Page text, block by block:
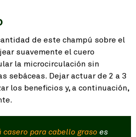
de este champú sobre el
suavemente el cuero
la microcirculación sin
sebáceas. Dejar actuar de 2 a 3
los beneficios y, a continuación,
casero para cabello graso es